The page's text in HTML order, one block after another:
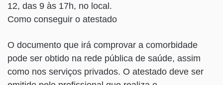
12, das 9 às 17h, no local.
Como conseguir o atestado
O documento que irá comprovar a comorbidade
pode ser obtido na rede pública de saúde, assim
como nos serviços privados. O atestado deve ser